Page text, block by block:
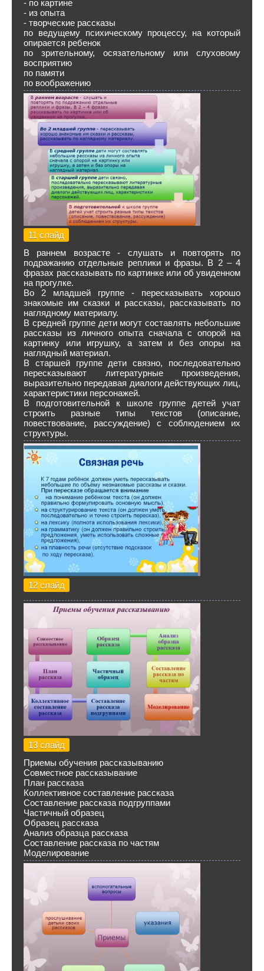
- по картине
- из опыта
- творческие рассказы
по ведущему психическому процессу, на который
опирается ребенок
по зрительному, осязательному или слуховому
восприятию
по памяти
по воображению
11 слайд
В раннем возрасте - слушать и повторять по
подражанию отдельные реплики и фразы. В 2 – 4
фразах рассказывать по картинке или об увиденном
на прогулке.
Во 2 младшей группе - пересказывать хорошо
знакомые им сказки и рассказы, рассказывать по
наглядному материалу.
В средней группе дети могут составлять небольшие
рассказы из личного опыта сначала с опорой на
картинку или игрушку, а затем и без опоры на
наглядный материал.
В старшей группе дети связно, последовательно
пересказывают литературные произведения,
выразительно передавая диалоги действующих лиц,
характеристики персонажей.
В подготовительной к школе группе детей учат
строить разные типы текстов (описание,
повествование, рассуждение) с соблюдением их
структуры.
12 слайд
13 слайд
Приемы обучения рассказыванию
Совместное рассказывание
План рассказа
Коллективное составление рассказа
Составление рассказа подгруппами
Частичный образец
Образец рассказа
Анализ образца рассказа
Составление рассказа по частям
Моделирование